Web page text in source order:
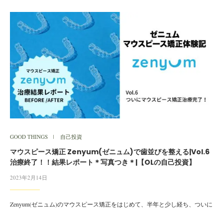
GOOD THINGS 自己投資
マウスピース矯正 Zenyum(ゼニュム)で歯並びを整える|Vol.6
治療終了！！結果レポート＊写真つき＊|【OLの自己投資】
2023年2月14日
Zenyum(ゼニュム)のマウスピース矯正をはじめて、半年と少し経ち、ついに